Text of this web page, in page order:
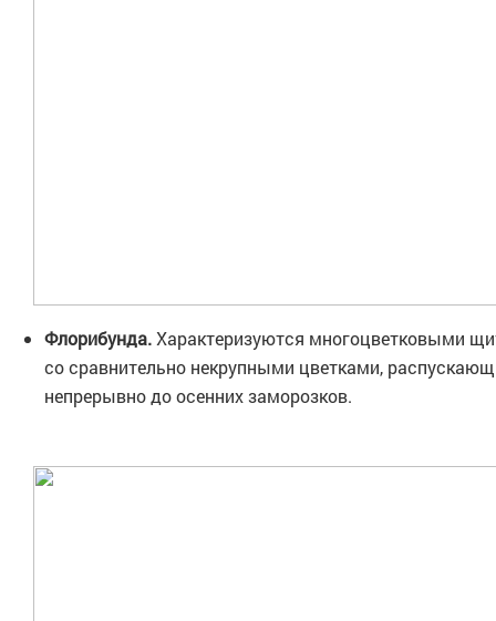
Флорибунда.Характеризуются многоцветковыми
со сравнительно некрупными цветками,
непрерывно до осенних заморозков.